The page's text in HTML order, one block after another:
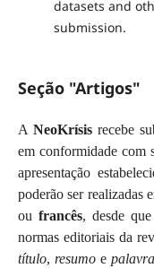
datasets and
submission.
Seção "Artigos"
A NeoKrísisrecebe
em conformidade com
apresentação
poderão ser realizadas
ou francês, desde
normas editoriais da
título,resumo e